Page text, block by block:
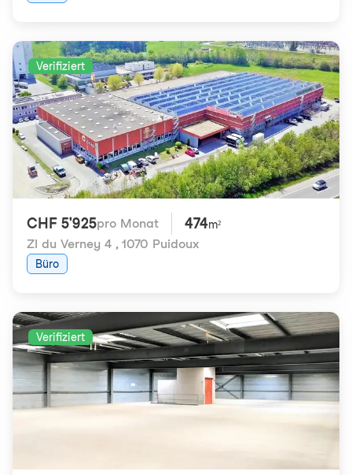
Verifiziert
CHF 5'925pro Monat 474m²
ZI du Verney 4 , 1070 Puidoux
Büro
Verifiziert